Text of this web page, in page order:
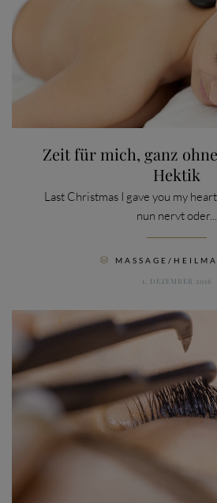
Zeit für mich, ganz
Hektik
Last Christmas I gave you my
nun nervt oder...
 MASSAGE/
1. DEZEMBER 2016